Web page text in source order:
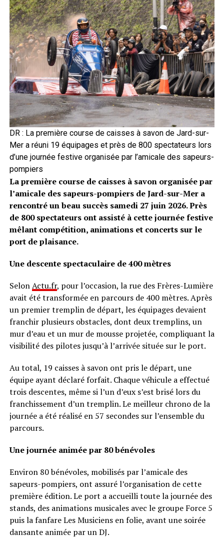
DR : La première course de caisses à savon de Jard-sur-
Mer a réuni 19 équipages et près de 800 spectateurs lors
d’une journée festive organisée par l’amicale des sapeurs-
pompiers
La première course de caisses à savon organisée par
l’amicale des sapeurs-pompiers de Jard-sur-Mer a
rencontré un beau succès samedi 27 juin 2026. Près
de 800 spectateurs ont assisté à cette journée festive
mêlant compétition, animations et concerts sur le
port de plaisance.
Une descente spectaculaire de 400 mètres
SelonActu.fr, pour l’occasion, la rue des Frères-Lumière
avait été transformée en parcours de 400 mètres. Après
un premier tremplin de départ, les équipages devaient
franchir plusieurs obstacles, dont deux tremplins, un
mur d’eau et un mur de mousse projetée, compliquant la
visibilité des pilotes jusqu’à l’arrivée située sur le port.
Au total, 19 caisses à savon ont pris le départ, une
équipe ayant déclaré forfait. Chaque véhicule a effectué
trois descentes, même si l’un d’eux s’est brisé lors du
franchissement d’un tremplin. Le meilleur chrono de la
journée a été réalisé en 57 secondes sur l’ensemble du
parcours.
Une journée animée par 80 bénévoles
Environ 80 bénévoles, mobilisés par l’amicale des
sapeurs-pompiers, ont assuré l’organisation de cette
première édition. Le port a accueilli toute la journée des
stands, des animations musicales avec le groupe Force 5
puis la fanfare Les Musiciens en folie, avant une soirée
dansante animée par un DJ.